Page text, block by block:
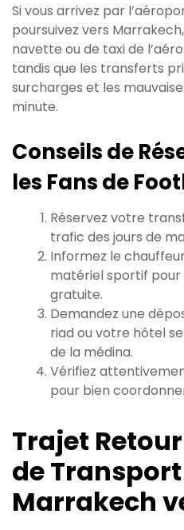
Si vous arrivez par
poursuivez vers
navette ou de taxi de
tandis que les transferts
surcharges et les
minute.
Conseils de
les Fans de
Réservez votre
trafic des jours de
Informez le
matériel sportif pour
gratuite.
Demandez une
riad ou votre hôtel
de la médina.
Vérifiez
pour bien
Trajet
de
Marrakech